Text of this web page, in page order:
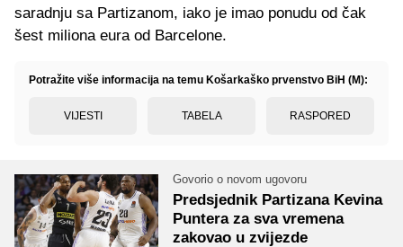
saradnju sa Partizanom, iako je imao ponudu od čak
šest miliona eura od Barcelone.
Potražite više informacija na temu Košarkaško prvenstvo BiH (M):
VIJESTI TABELA RASPORED
Govorio o novom ugovoru
Predsjednik Partizana Kevina
Puntera za sva vremena
zakovao u zvijezde